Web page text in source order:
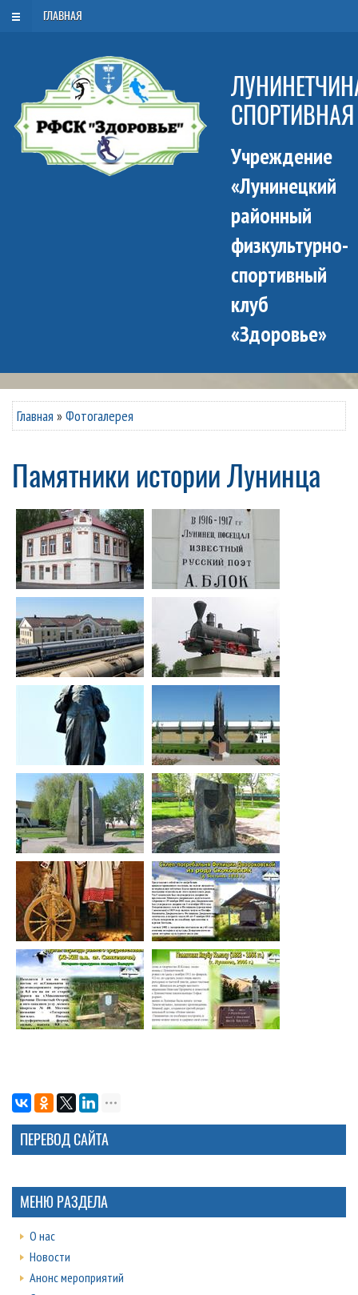
Пятница, 7 августа 2026
ЛУНИНЕТЧИНА
СПОРТИВНАЯ
Учреждение
«Лунинецкий
районный
физкультурно-
спортивный
клуб
«Здоровье»
ГЛАВНАЯ
Главная »Фотогалерея
Памятники истории Лунинца
ПЕРЕВОД САЙТА
МЕНЮ РАЗДЕЛА
О нас
Новости
Анонс мероприятий